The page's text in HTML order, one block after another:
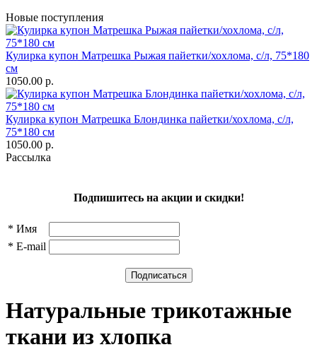
Новые поступления
Кулирка купон Матрешка Рыжая пайетки/хохлома, с/л, 75*180
см
1050.00 р.
Кулирка купон Матрешка Блондинка пайетки/хохлома, с/л,
75*180 см
1050.00 р.
Рассылка
Подпишитесь на акции и скидки!
* Имя
* E-mail
Натуральные трикотажные
ткани из хлопка